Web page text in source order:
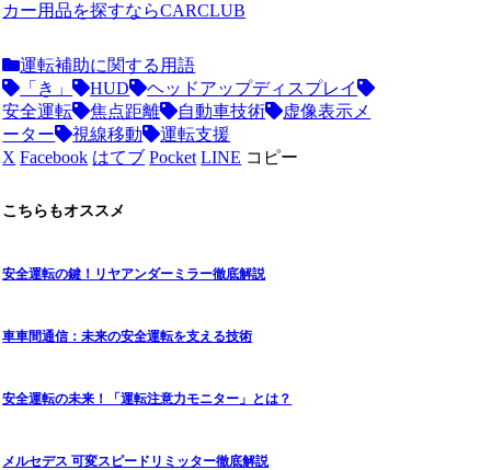
カー用品を探すならCARCLUB
運転補助に関する用語
「き」
HUD
ヘッドアップディスプレイ
安全運転
焦点距離 自動車技術
虚像表示メ
ーター
視線移動
運転支援
X Facebook はてブ Pocket LINE コピー
こちらもオススメ
安全運転の鍵！リヤアンダーミラー徹底解説
車車間通信：未来の安全運転を支える技術
安全運転の未来！「運転注意力モニター」とは？
メルセデス 可変スピードリミッター徹底解説